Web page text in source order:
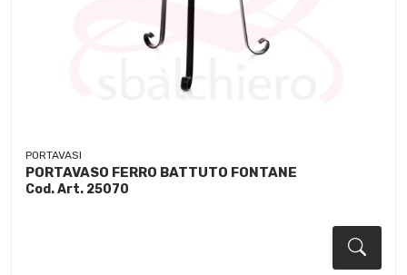
PORTAVASI
PORTAVASO FERRO BATTUTO FONTANE
Cod. Art. 25070